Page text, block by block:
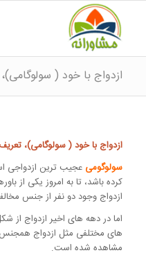
ازدواج با خود (
ازدواج با خود ( سولوگامی)،
سولوگومی عجیب ترین ازدواجی
کرده باشد، تا به امروز یکی از
ازدواج وجود دو نفر از جنس
اما در دهه های اخیر ازدواج
های مختلفی مثل ازدواج همجنس
مشاهده شده است.